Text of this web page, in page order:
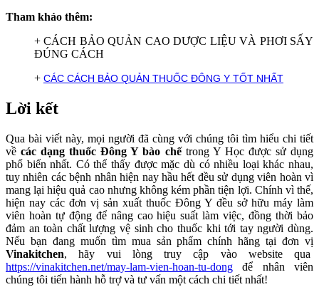
Tham khảo thêm:
+CÁCH BẢO QUẢN CAO DƯỢC LIỆU VÀ PHƠI SẤY
ĐÚNG CÁCH
+ CÁC CÁCH BẢO QUẢN THUỐC ĐÔNG Y TỐT NHẤT
Lời kết
Qua bài viết này, mọi người đã cùng với chúng tôi tìm hiểu chi tiết
vềcác dạng thuốc Đông Y bào chếtrong Y Học được sử dụng
phổ biến nhất. Có thể thấy được mặc dù có nhiều loại khác nhau,
tuy nhiên các bệnh nhân hiện nay hầu hết đều sử dụng viên hoàn vì
mang lại hiệu quả cao nhưng không kém phần tiện lợi. Chính vì thế,
hiện nay các đơn vị sản xuất thuốc Đông Y đều sở hữu máy làm
viên hoàn tự động để nâng cao hiệu suất làm việc, đồng thời bảo
đảm an toàn chất lượng vệ sinh cho thuốc khi tới tay người dùng.
Nếu bạn đang muốn tìm mua sản phẩm chính hãng tại đơn vị
Vinakitchen, hãy vui lòng truy cập vào website qua
https://vinakitchen.net/may-lam-vien-hoan-tu-dong để nhân viên
chúng tôi tiến hành hỗ trợ và tư vấn một cách chi tiết nhất!